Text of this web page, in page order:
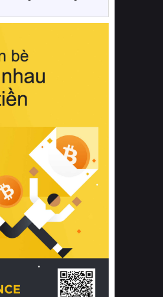
đại không chứa hóa chất
cảm nhận rõ rệt sự khác
xác của phần đệm nâng đỡ
việc lựa chọn các dòng
đạt chuẩn chất lượng quốc
ngăn ngừa tình trạng kích
nấm mốc trong điều kiện
ẩm. Bạn có thể tìm hiểu
cứu khoa học về tác
ngủ và môi trường
đối với sức khỏe con
Foundation (External
cái nhìn toàn diện hơn.
chí vàng khi lựa chọn
đệm cao cấp cho phòng
một bộ chăn ga gối đệm
hảo cả về thẩm mỹ lẫn
người tiêu dùng cần cân
các tiêu chí quan trọng